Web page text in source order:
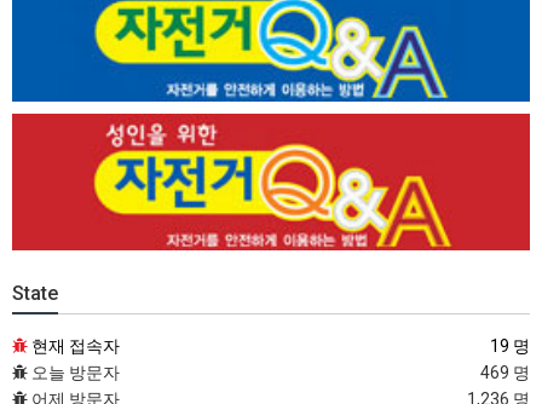
State
현재 접속자
19 명
오늘 방문자
469 명
어제 방문자
1,236 명